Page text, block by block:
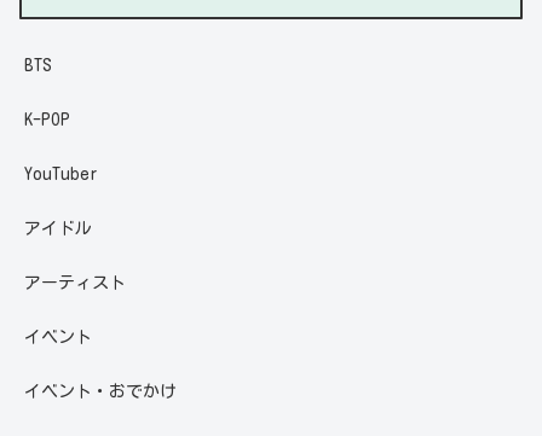
BTS
K-POP
YouTuber
アイドル
アーティスト
イベント
イベント・おでかけ